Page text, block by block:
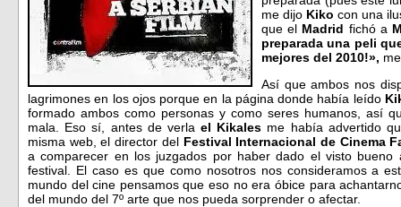
me dijo Kiko con una
que el Madrid fichó a
preparada una peli
mejores del 2010!»,
Así que ambos nos
lagrimones en los ojos porque en la página donde había leído
formado ambos como personas y como seres humanos, así
mala. Eso sí, antes de verla el Kikales me había advertido
misma web, el director del Festival Internacional de Cinema
a comparecer en los juzgados por haber dado el visto
festival. El caso es que como nosotros nos consideramos a
mundo del cine pensamos que eso no era óbice para
del mundo del 7º arte que nos pueda sorprender o afectar.